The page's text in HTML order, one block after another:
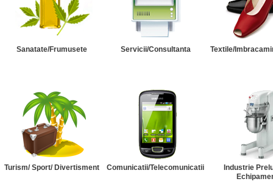
Sanatate/Frumusete Servicii/Consultanta Textile/
Turism/ Sport/ Divertisment Comunicatii/Telecomunicatii
Industrie